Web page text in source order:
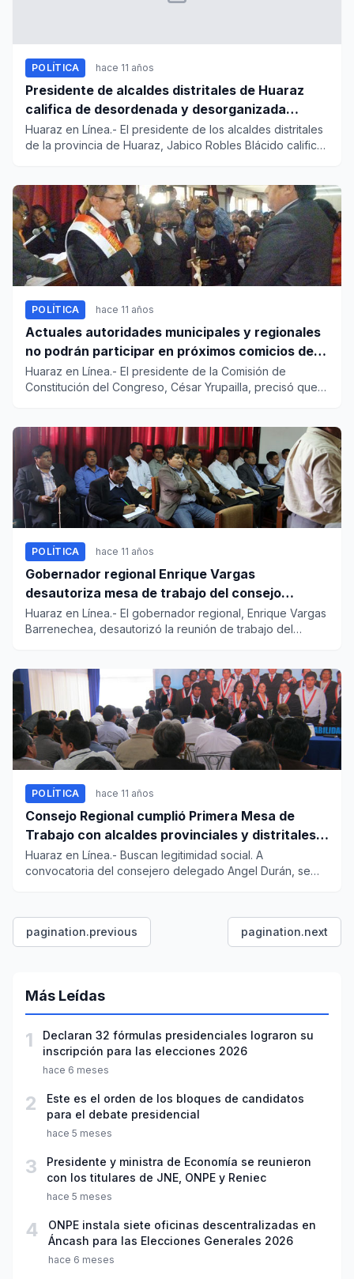
POLÍTICA hace 11 años
Presidente de alcaldes distritales de Huaraz
califica de desordenada y desorganizada
reunión con autoridades regionales
Huaraz en Línea.- El presidente de los alcaldes distritales
de la provincia de Huaraz, Jabico Robles Blácido calificó
POLÍTICA hace 11 años
Actuales autoridades municipales y regionales
no podrán participar en próximos comicios de
acuerdo a Ley
Huaraz en Línea.- El presidente de la Comisión de
Constitución del Congreso, César Yrupailla, precisó que
POLÍTICA hace 11 años
Gobernador regional Enrique Vargas
desautoriza mesa de trabajo del consejo
regional
Huaraz en Línea.- El gobernador regional, Enrique Vargas
Barrenechea, desautorizó la reunión de trabajo del
POLÍTICA hace 11 años
Consejo Regional cumplió Primera Mesa de
Trabajo con alcaldes provinciales y distritales
de Ancash
Huaraz en Línea.- Buscan legitimidad social. A
convocatoria del consejero delegado Angel Durán, se
pagination.previous pagination.next
Más Leídas
1
Declaran 32 fórmulas presidenciales lograron su
inscripción para las elecciones 2026
hace 6 meses
2
Este es el orden de los bloques de candidatos
para el debate presidencial
hace 5 meses
3
Presidente y ministra de Economía se reunieron
con los titulares de JNE, ONPE y Reniec
hace 5 meses
4
ONPE instala siete oficinas descentralizadas en
Áncash para las Elecciones Generales 2026
hace 6 meses